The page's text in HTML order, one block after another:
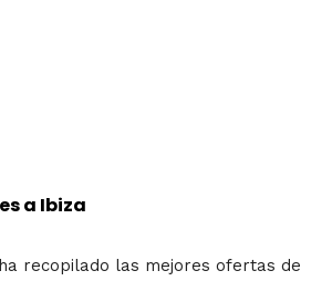
a Ibiza
ha recopilado las mejores ofertas de